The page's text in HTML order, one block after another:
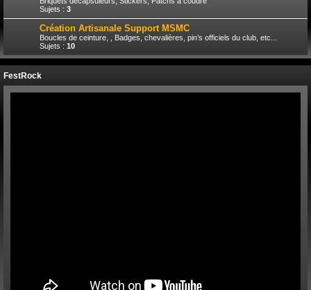
Sujets : 3
Création Artisanale Support MSMC
Boucles de ceinture, , Badges, chevalières, pin’s officiels du club, etc...
Sujets : 10
FestRock